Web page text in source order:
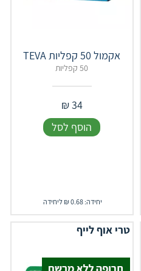
אקמול 50 קפליות TEVA
50 קפליות
34
₪
הוסף לסל
יחידה: 0.68 ₪ ליחידה
טרי אוף לייף